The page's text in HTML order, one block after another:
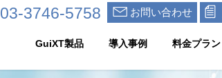
03-3746-5758 お問い合わせ
GuiXT製品 導入事例 料金プラン